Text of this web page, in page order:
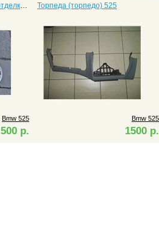
Детали кузова ( внешняя отделка) 525
Bmw 525
500 р.
Торпеда (торпедо) 525
Bmw 525
1500 р.